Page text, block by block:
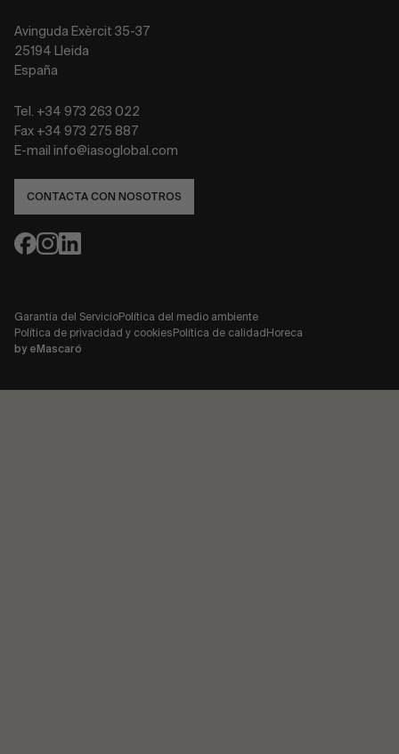
Avinguda Exèrcit 35-37
25194 Lleida
España
Tel. +34 973 263 022
Fax +34 973 275 887
E-mail info@iasoglobal.com
CONTACTA CON NOSOTROS
Garantía del ServicioPolítica del medio ambiente
Política de privacidad y cookies Política de calidad Horeca
by eMascaró